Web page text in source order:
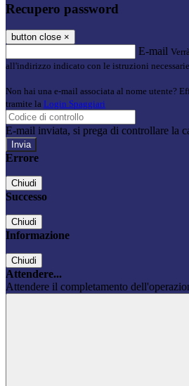
Recupero password
button close ×
E-mail
all'indirizzo indicato con le istruzioni
Non hai una e-mail associata al nome utente?
tramite la Login Spaggiari
E-mail inviata, si prega di controllare la
Errore
Chiudi
Successo
Chiudi
Informazione
Chiudi
Attendere...
Attendere il completamento